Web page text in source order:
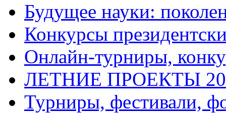
Будущее науки:
Конкурсы
Онлайн-турниры,
ЛЕТНИЕ ПРОЕКТЫ
Турниры, фестивали,